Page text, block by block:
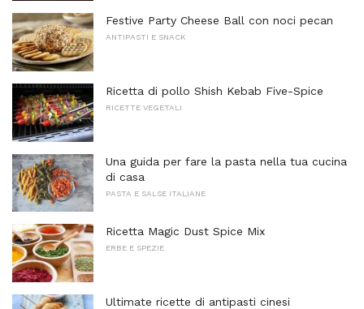
Festive Party Cheese Ball con noci pecan
ANTIPASTI E SNACK
Ricetta di pollo Shish Kebab Five-Spice
RICETTE VEGETALI
Una guida per fare la pasta nella tua cucina
di casa
PASTA E SALSE ITALIANE
Ricetta Magic Dust Spice Mix
ERBE E SPEZIE
Ultimate ricette di antipasti cinesi